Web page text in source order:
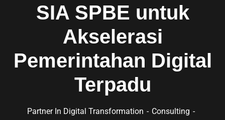
SIA SPBE untuk
Akselerasi
Pemerintahan Digital
Terpadu
Partner In Digital Transformation
Consulting